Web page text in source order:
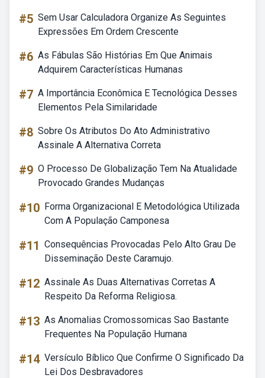
#5 Sem Usar Calculadora Organize As Seguintes
Expressões Em Ordem Crescente
#6 As Fábulas São Histórias Em Que Animais
Adquirem Características Humanas
#7 A Importância Econômica E Tecnológica Desses
Elementos Pela Similaridade
#8 Sobre Os Atributos Do Ato Administrativo
Assinale A Alternativa Correta
#9 O Processo De Globalização Tem Na Atualidade
Provocado Grandes Mudanças
#10 Forma Organizacional E Metodológica Utilizada
Com A População Camponesa
#11 Consequências Provocadas Pelo Alto Grau De
Disseminação Deste Caramujo.
#12 Assinale As Duas Alternativas Corretas A
Respeito Da Reforma Religiosa.
#13 As Anomalias Cromossomicas Sao Bastante
Frequentes Na População Humana
#14 Versículo Bíblico Que Confirme O Significado Da
Lei Dos Desbravadores